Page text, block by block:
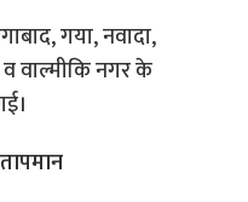
गया, नवादा,
वाल्मीकि नगर के